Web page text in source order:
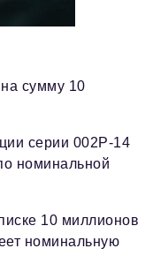
сумму 10
серии 002P-14
номинальной
10 миллионов
номинальную